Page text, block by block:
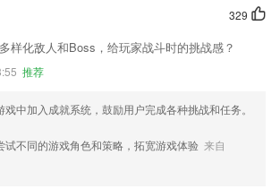
329
样化敌人和Boss，给玩家战斗时的挑战感？
推荐
戏中加入成就系统，鼓励用户完成各种挑战和任务。
试不同的游戏角色和策略，拓宽游戏体验 来自